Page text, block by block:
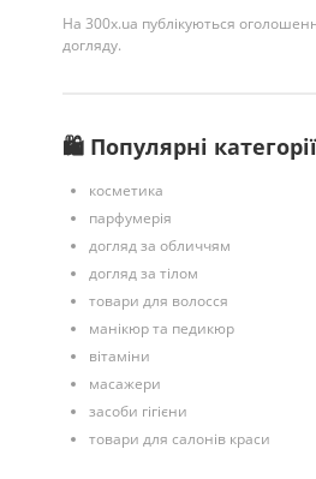
На 300x.ua публікуються
догляду.
🛍️ Популярні
косметика
парфумерія
догляд за обличчям
догляд за тілом
товари для волосся
манікюр та педикюр
вітаміни
масажери
засоби гігієни
товари для салонів краси